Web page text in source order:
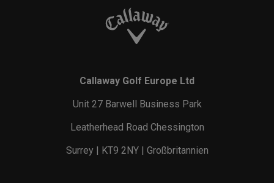
Callaway Golf Europe Ltd
Unit 27 Barwell Business Park
Leatherhead Road Chessington
Surrey | KT9 2NY | Großbritannien